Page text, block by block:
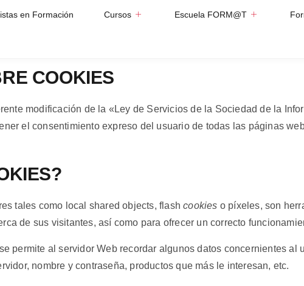
en Formación Cursos Escuela FORM@T
COOKIES
modificación de la «Ley de Servicios de la Sociedad de la
el consentimiento expreso del usuario de todas las páginas
tales como local shared objects, flashcookies o píxeles, son
de sus visitantes, así como para ofrecer un correcto
permite al servidor Web recordar algunos datos concernientes al
nombre y contraseña, productos que más le interesan, etc.